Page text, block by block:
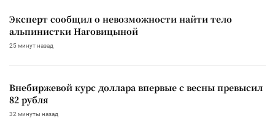
Эксперт сообщил о невозможности найти тело
альпинистки Наговицыной
25 минут назад
Внебиржевой курс доллара впервые с весны превысил
82 рубля
32 минуты назад